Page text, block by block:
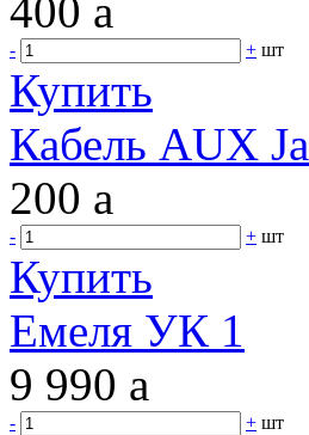
400 a
- + шт
Купить
Кабель AUX
200 a
- + шт
Купить
Емеля УК 1
9 990 a
- + шт